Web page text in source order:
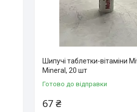
Шипучі таблетки-вітаміни
Mineral, 20 шт
Готово до відправки
67 ₴